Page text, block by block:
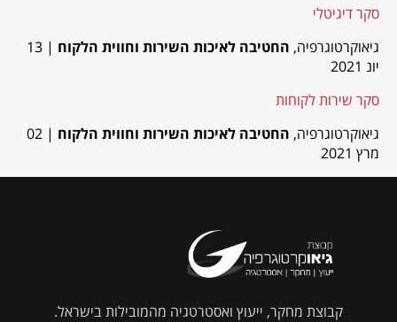
סקר דיגיטלי
גיאוקרטוגרפיה, החטיבה לאיכות השירות וחווית הלקוח
| 13
יונ 2021
סקר שירות לקוחות
גיאוקרטוגרפיה, החטיבה לאיכות השירות וחווית הלקוח
| 02
מרץ 2021
קבוצת מחקר, ייעוץ ואסטרטגיה מהמובילות בישראל.